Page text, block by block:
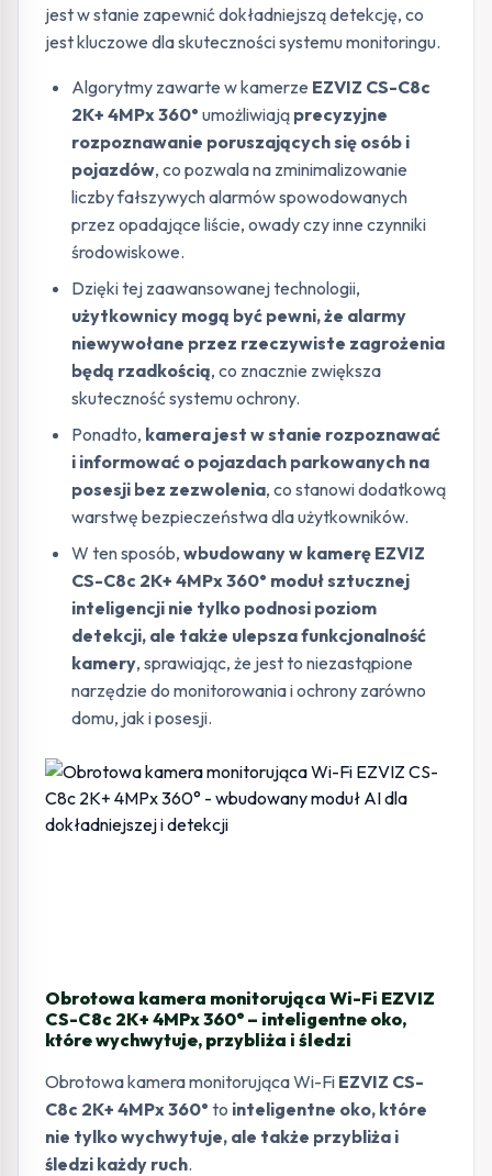
jest w stanie zapewnić dokładniejszą detekcję, co
jest kluczowe dla skuteczności systemu monitoringu.
Algorytmy zawarte w kamerze EZVIZ CS-C8c
2K+ 4MPx 360° umożliwiają precyzyjne
rozpoznawanie poruszających się osób i
pojazdów, co pozwala na zminimalizowanie
liczby fałszywych alarmów spowodowanych
przez opadające liście, owady czy inne czynniki
środowiskowe.
Dzięki tej zaawansowanej technologii,
użytkownicy mogą być pewni, że alarmy
niewywołane przez rzeczywiste zagrożenia
będą rzadkością, co znacznie zwiększa
skuteczność systemu ochrony.
Ponadto, kamera jest w stanie rozpoznawać
i informować o pojazdach parkowanych na
posesji bez zezwolenia, co stanowi dodatkową
warstwę bezpieczeństwa dla użytkowników.
W ten sposób, wbudowany w kamerę EZVIZ
CS-C8c 2K+ 4MPx 360° moduł sztucznej
inteligencji nie tylko podnosi poziom
detekcji, ale także ulepsza funkcjonalność
kamery, sprawiając, że jest to niezastąpione
narzędzie do monitorowania i ochrony zarówno
domu, jak i posesji.
Obrotowa kamera monitorująca Wi-Fi EZVIZ
CS-C8c 2K+ 4MPx 360° – inteligentne oko,
które wychwytuje, przybliża i śledzi
Obrotowa kamera monitorująca Wi-Fi EZVIZ CS-
C8c 2K+ 4MPx 360° to inteligentne oko, które
nie tylko wychwytuje, ale także przybliża i
śledzi każdy ruch.